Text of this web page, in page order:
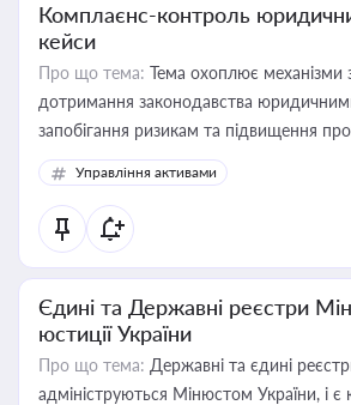
Комплаєнс-контроль
кейси
Про що тема: Тема охоплює механізми
дотримання законодавства
запобігання ризикам та підвищення
Управління активами
Єдині та Державні реєстри
юстиції України
Про що тема: Державні та єдині
адмініструються Мінюстом України, і